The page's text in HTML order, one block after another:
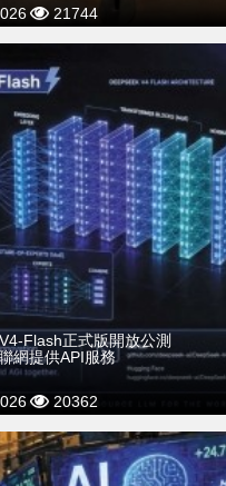
21744
Flash正式版開放公測
網提供API服務
20362